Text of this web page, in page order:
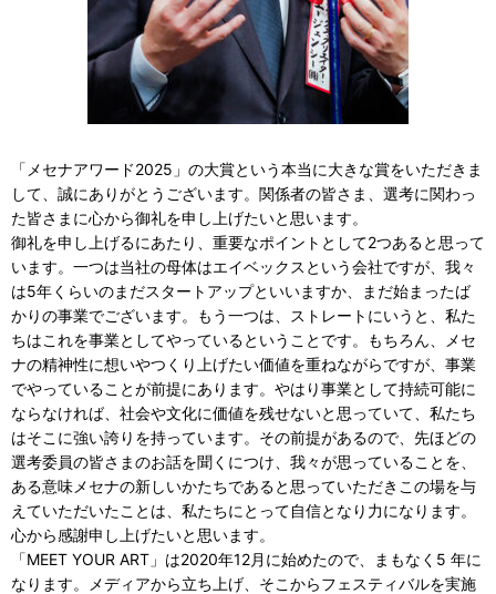
「メセナアワード2025」の大賞という本当に大きな賞をいただきま
して、誠にありがとうございます。関係者の皆さま、選考に関わっ
た皆さまに心から御礼を申し上げたいと思います。
御礼を申し上げるにあたり、重要なポイントとして2つあると思って
います。一つは当社の母体はエイベックスという会社ですが、我々
は5年くらいのまだスタートアップといいますか、まだ始まったば
かりの事業でございます。もう一つは、ストレートにいうと、私た
ちはこれを事業としてやっているということです。もちろん、メセ
ナの精神性に想いやつくり上げたい価値を重ねながらですが、事業
でやっていることが前提にあります。やはり事業として持続可能に
ならなければ、社会や文化に価値を残せないと思っていて、私たち
はそこに強い誇りを持っています。その前提があるので、先ほどの
選考委員の皆さまのお話を聞くにつけ、我々が思っていることを、
ある意味メセナの新しいかたちであると思っていただきこの場を与
えていただいたことは、私たちにとって自信となり力になります。
心から感謝申し上げたいと思います。
「MEET YOUR ART」は2020年12月に始めたので、まもなく5 年に
なります。メディアから立ち上げ、そこからフェスティバルを実施